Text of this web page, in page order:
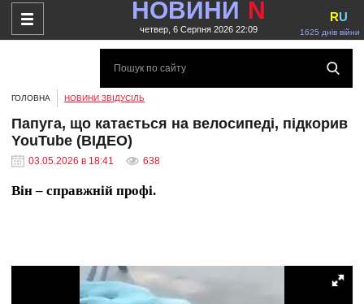
НОВИНИ N
четвер, 6 Серпня 2026 22:09 1625 днів війни
RU
ГОЛОВНА НОВИНИ ЗВІДУСІЛЬ
Папуга, що катається на велосипеді, підкорив
YouTube (ВІДЕО)
03.05.2026 в 18:41 638
Він – справжній профі.